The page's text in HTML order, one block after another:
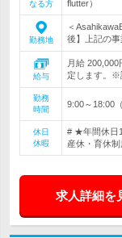
なる方 flutter）
勤務地
＜
後】上記の
給与
月給
定します。※
勤務
時間
9:00～18:00
休日
休暇
# ★年間休日
産休・育休制
求人詳細を